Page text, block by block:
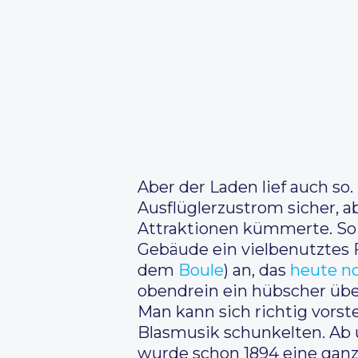
Aber der Laden lief auch
Ausflüglerzustrom sicher,
Attraktionen kümmerte. So
Gebäude ein vielbenutztes
dem Boule) an, das heute
obendrein ein hübscher
Man kann sich richtig
Blasmusik schunkelten.
wurde schon 1894 eine